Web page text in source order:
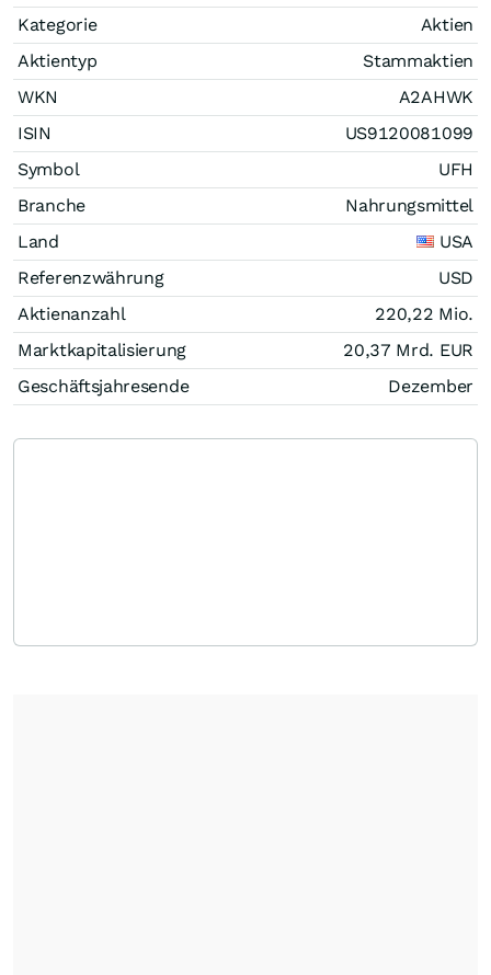
Kategorie
Aktien
Aktientyp
Stammaktien
WKN
A2AHWK
ISIN
US9120081099
Symbol
UFH
Branche
Nahrungsmittel
Land
USA
Referenzwährung
USD
Aktienanzahl
220,22 Mio.
Marktkapitalisierung
20,37 Mrd. EUR
Geschäftsjahresende
Dezember